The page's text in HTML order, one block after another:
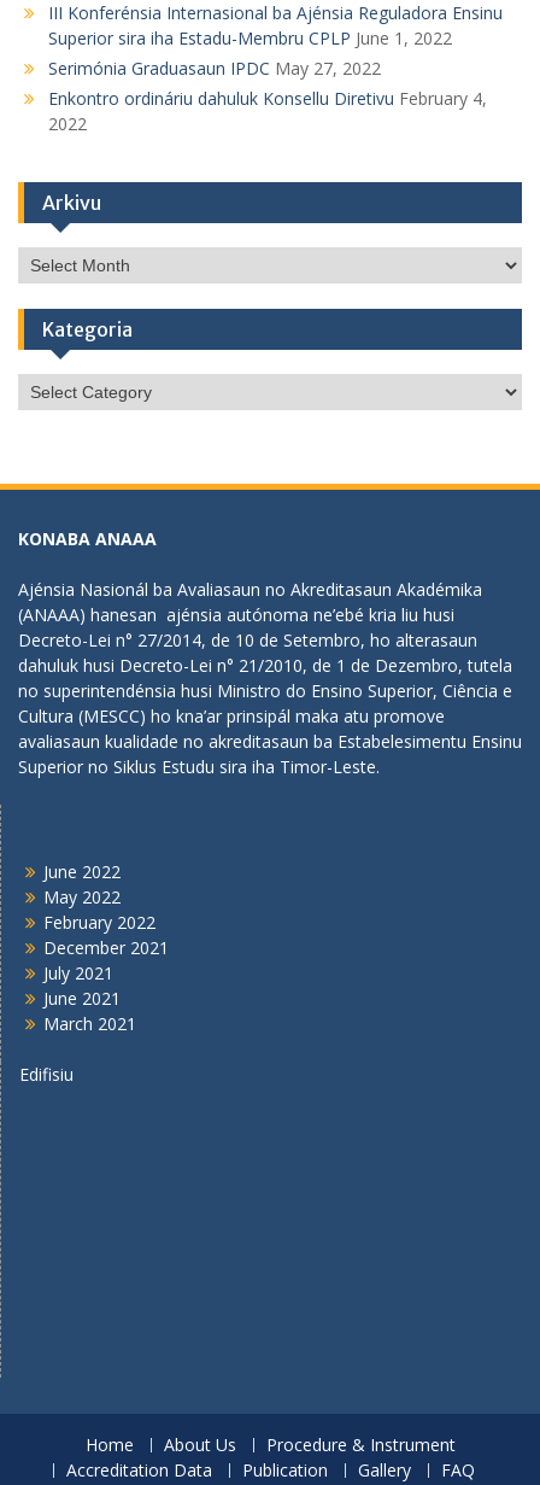
III Konferénsia Internasional ba Ajénsia Reguladora Ensinu
Superior sira iha Estadu-Membru CPLP June 1, 2022
Serimónia Graduasaun IPDC May 27, 2022
Enkontro ordináriu dahuluk Konsellu Diretivu February 4,
2022
Arkivu
Arkivu
Kategoria
Kategoria
KONABA ANAAA
Ajénsia Nasionál ba Avaliasaun no Akreditasaun Akadémika
(ANAAA) hanesan ajénsia autónoma ne’ebé kria liu husi
Decreto-Lei n° 27/2014, de 10 de Setembro, ho alterasaun
dahuluk husi Decreto-Lei n° 21/2010, de 1 de Dezembro, tutela
no superintendénsia husi Ministro do Ensino Superior, Ciência e
Cultura (MESCC) ho kna’ar prinsipál maka atu promove
avaliasaun kualidade no akreditasaun ba Estabelesimentu Ensinu
Superior no Siklus Estudu sira iha Timor-Leste.
June 2022
May 2022
February 2022
December 2021
July 2021
June 2021
March 2021
Edifisiu
Home About Us
Procedure & Instrument
Accreditation Data
Publication Gallery FAQ